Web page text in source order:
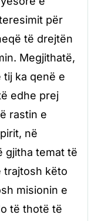
për
të drejtën
Megjithatë,
tij ka qenë e
edhe prej
rastin e
në
gjitha temat të
trajtosh këto
misionin e
të thotë të